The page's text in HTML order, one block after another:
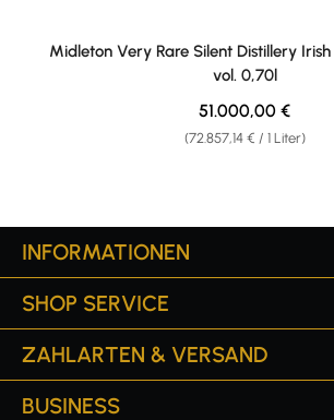
Midleton Very Rare Silent Distillery Irish
vol. 0,70l
(72.857,14 € / 1 Liter)
Regulärer Preis:
51.000,00 €
INFORMATIONEN
SHOP SERVICE
ZAHLARTEN & VERSAND
BUSINESS